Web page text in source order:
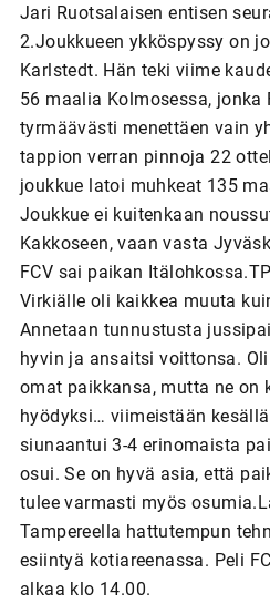
Jari Ruotsalaisen entisen
2.Joukkueen ykköspyssy on
Karlstedt. Hän teki viime
56 maalia Kolmosessa, jonka
tyrmäävästi menettäen vain
tappion verran pinnoja 22
joukkue latoi muhkeat 135
Joukkue ei kuitenkaan
Kakkoseen, vaan vasta
FCV sai paikan
Virkiälle oli kaikkea muuta
Annetaan tunnustusta
hyvin ja ansaitsi voittonsa.
omat paikkansa, mutta ne on
hyödyksi… viimeistään
siunaantui 3-4 erinomaista
osui. Se on hyvä asia, että
tulee varmasti myös
Tampereella hattutempun
esiintyä kotiareenassa. Peli
alkaa klo 14.00.